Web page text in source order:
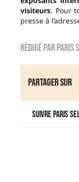
visiteurs. Pour
presse à
Rédigé parParis
Partager sur
Suivre Paris